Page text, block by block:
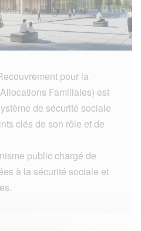
pour la
Familiales) est
de sécurité sociale
clés de son rôle et de
public chargé de
à la sécurité sociale et